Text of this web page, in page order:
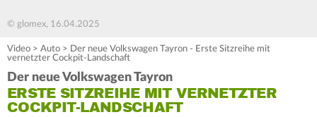
© glomex, 16.04.2025
Video > Auto > Der neue Volkswagen Tayron - Erste Sitzreihe mit
vernetzter Cockpit-Landschaft
Der neue Volkswagen Tayron
ERSTE SITZREIHE MIT VERNETZTER
COCKPIT-LANDSCHAFT